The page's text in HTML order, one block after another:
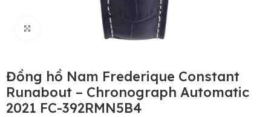
Đồng hồ Nam Frederique Constant
Runabout – Chronograph Automatic
2021 FC-392RMN5B4